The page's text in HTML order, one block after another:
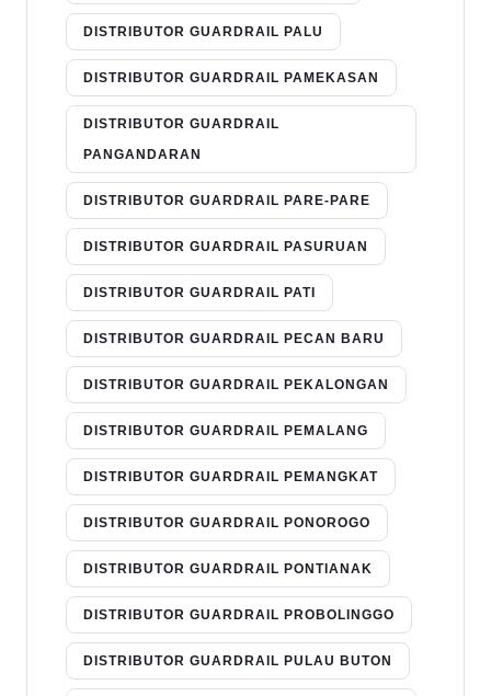
DISTRIBUTOR GUARDRAIL PALU
DISTRIBUTOR GUARDRAIL PAMEKASAN
DISTRIBUTOR GUARDRAIL
PANGANDARAN
DISTRIBUTOR GUARDRAIL PARE-PARE
DISTRIBUTOR GUARDRAIL PASURUAN
DISTRIBUTOR GUARDRAIL PATI
DISTRIBUTOR GUARDRAIL PECAN BARU
DISTRIBUTOR GUARDRAIL PEKALONGAN
DISTRIBUTOR GUARDRAIL PEMALANG
DISTRIBUTOR GUARDRAIL PEMANGKAT
DISTRIBUTOR GUARDRAIL PONOROGO
DISTRIBUTOR GUARDRAIL PONTIANAK
DISTRIBUTOR GUARDRAIL PROBOLINGGO
DISTRIBUTOR GUARDRAIL PULAU BUTON